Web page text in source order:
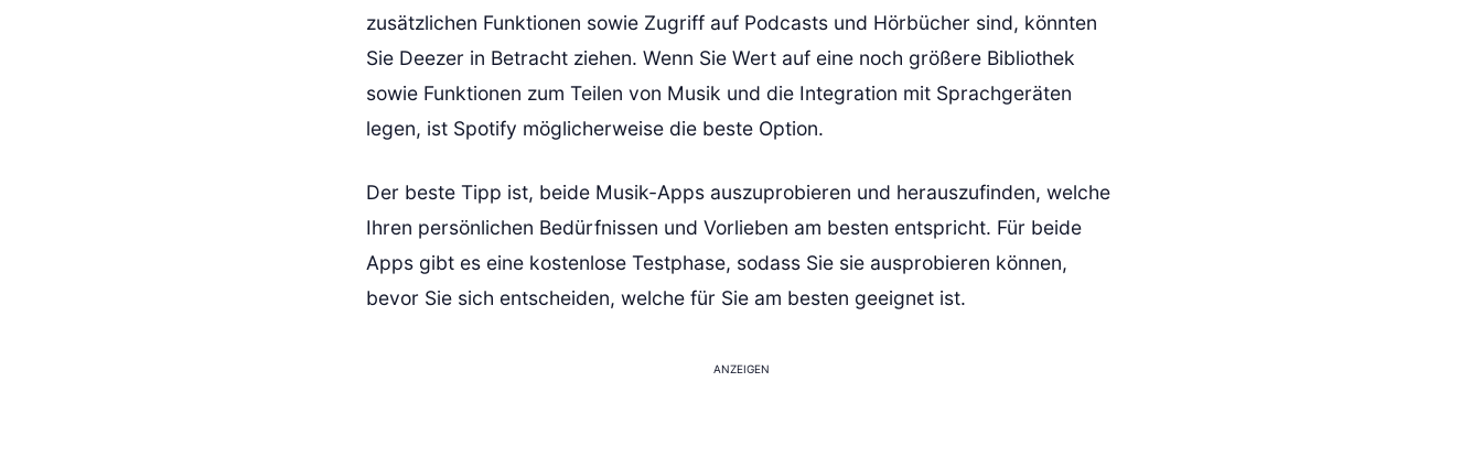
zusätzlichen Funktionen sowie Zugriff auf Podcasts und Hörbücher sind, könnten
Sie Deezer in Betracht ziehen. Wenn Sie Wert auf eine noch größere Bibliothek
sowie Funktionen zum Teilen von Musik und die Integration mit Sprachgeräten
legen, ist Spotify möglicherweise die beste Option.
Der beste Tipp ist, beide Musik-Apps auszuprobieren und herauszufinden, welche
Ihren persönlichen Bedürfnissen und Vorlieben am besten entspricht. Für beide
Apps gibt es eine kostenlose Testphase, sodass Sie sie ausprobieren können,
bevor Sie sich entscheiden, welche für Sie am besten geeignet ist.
ANZEIGEN